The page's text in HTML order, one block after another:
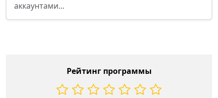
аккаунтами...
Рейтинг программы